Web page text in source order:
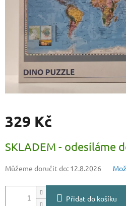
329 Kč
cena:
SKLADEM - odesíláme
Můžeme doručit do: 12.8.2026
Přidat do košíku